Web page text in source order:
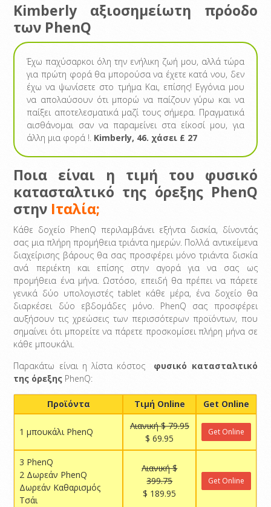
Kimberly αξιοσημείωτη πρόοδο
των PhenQ
Έχω παχύσαρκοι όλη την ενήλικη ζωή μου, αλλά τώρα
για πρώτη φορά θα μπορούσα να έχετε κατά νου, δεν
έχω να ψωνίσετε στο τμήμα Και, επίσης! Εγγόνια μου
να απολαύσουν ότι μπορώ να παίζουν γύρω και να
παίξει αποτελεσματικά μαζί τους σήμερα. Πραγματικά
αισθάνομαι σαν να παραμείνει στα είκοσί μου, για
άλλη μια φορά !. Kimberly, 46. χάσει £ 27
Ποια είναι η τιμή του φυσικό
κατασταλτικό της όρεξης PhenQ
στην Ιταλία;
Κάθε δοχείο PhenQ περιλαμβάνει εξήντα δισκία, δίνοντάς
σας μια πλήρη προμήθεια τριάντα ημερών. Πολλά αντικείμενα
διαχείρισης βάρους θα σας προσφέρει μόνο τριάντα δισκία
ανά περιέκτη και επίσης στην αγορά για να σας ως
προμήθεια ένα μήνα. Ωστόσο, επειδή θα πρέπει να πάρετε
γενικά δύο υπολογιστές tablet κάθε μέρα, ένα δοχείο θα
διαρκέσει δύο εβδομάδες μόνο. PhenQ σας προσφέρει
αυξήσουν τις χρεώσεις των περισσότερων προϊόντων, που
σημαίνει ότι μπορείτε να πάρετε προσκομίσει πλήρη μήνα σε
κάθε μπουκάλι.
Παρακάτω είναι η λίστα κόστος φυσικό κατασταλτικό
της όρεξης PhenQ:
Προϊόντα Τιμή Online Get Online
1 μπουκάλι PhenQ
Λιανική $ 79.95
$ 69.95
Get Online
3 PhenQ
2 Δωρεάν PhenQ
Δωρεάν Καθαρισμός
Τσάι
Λιανική $
399.75
$ 189.95
Get Online